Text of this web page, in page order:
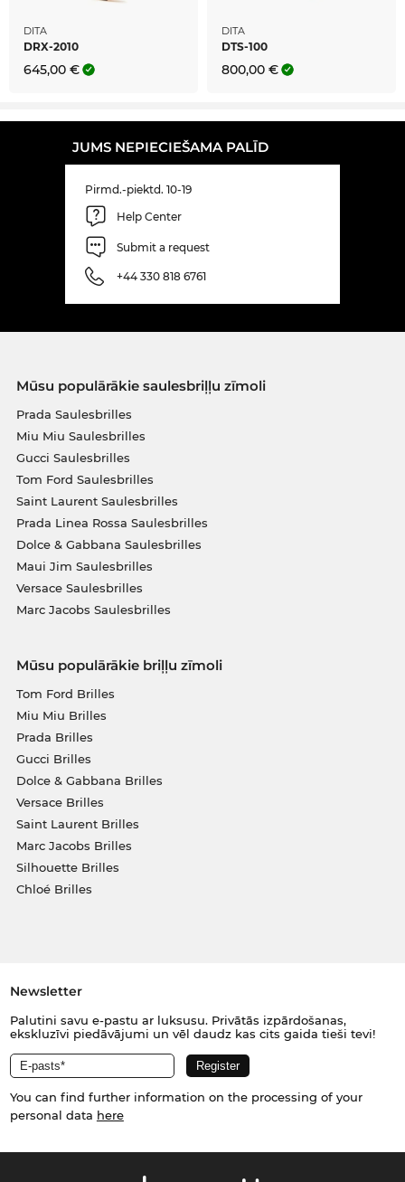
DITA
DRX-2010
645,00 €
DITA
DTS-100
800,00 €
JUMS NEPIECIEŠAMA PALĪD
Pirmd.-piektd. 10-19
Help Center
Submit a request
+44 330 818 6761
Mūsu populārākie saulesbriļļu zīmoli
Prada Saulesbrilles
Miu Miu Saulesbrilles
Gucci Saulesbrilles
Tom Ford Saulesbrilles
Saint Laurent Saulesbrilles
Prada Linea Rossa Saulesbrilles
Dolce & Gabbana Saulesbrilles
Maui Jim Saulesbrilles
Versace Saulesbrilles
Marc Jacobs Saulesbrilles
Mūsu populārākie briļļu zīmoli
Tom Ford Brilles
Miu Miu Brilles
Prada Brilles
Gucci Brilles
Dolce & Gabbana Brilles
Versace Brilles
Saint Laurent Brilles
Marc Jacobs Brilles
Silhouette Brilles
Chloé Brilles
Newsletter
Palutini savu e-pastu ar luksusu. Privātās izpārdošanas,
ekskluzīvi piedāvājumi un vēl daudz kas cits gaida tieši tevi!
You can find further information on the processing of your
personal data here